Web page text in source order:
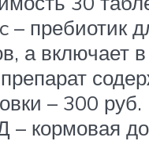
– пребиотик
а включает
– 300 руб.
– кормовая